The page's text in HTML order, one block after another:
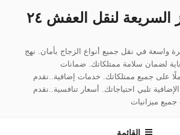
شركة الانجاز السريعة لنقل العفش ٢٤
واسعة في نقل جميع أنواع الزجاج بأمان. نهج
لضمان سلامة ممتلكاتك. ضمانات
على جميع ممتلكاتك. خدمات إضافية..نقدم
تلبي احتياجاتك. أسعار تنافسية..نقدم
ميزانيات
القائمة